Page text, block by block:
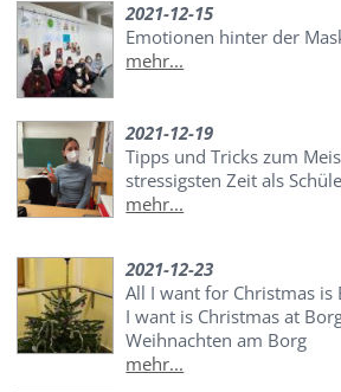
2021-12-15
Emotionen hinter der
mehr...
2021-12-19
Tipps und Tricks zum
stressigsten Zeit als
mehr...
2021-12-23
All I want for Christmas is
I want is Christmas at
Weihnachten am Borg
mehr...